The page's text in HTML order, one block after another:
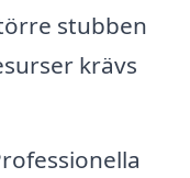
stubben
krävs